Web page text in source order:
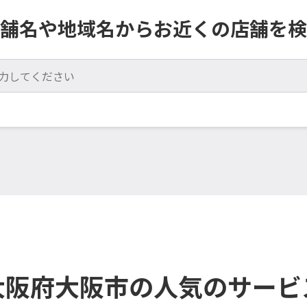
名や地域名からお近くの店舗を
府大阪市の人気のサー